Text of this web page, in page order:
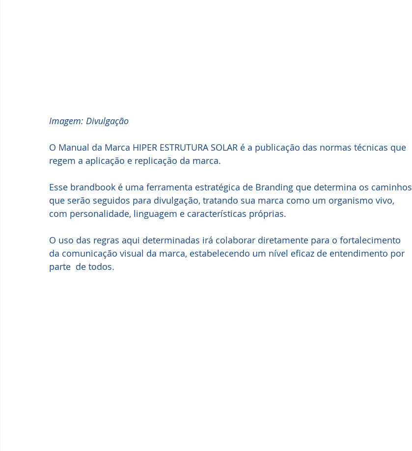
Imagem: Divulgação
O Manual da Marca HIPER ESTRUTURA SOLAR é a publicação das normas técnicas que
regem a aplicação e replicação da marca.
Esse brandbook é uma ferramenta estratégica de Branding que determina os caminhos
que serão seguidos para divulgação, tratando sua marca como um organismo vivo,
com personalidade, linguagem e características próprias.
O uso das regras aqui determinadas irá colaborar diretamente para o fortalecimento
da comunicação visual da marca, estabelecendo um nível eficaz de entendimento por
parte  de todos.